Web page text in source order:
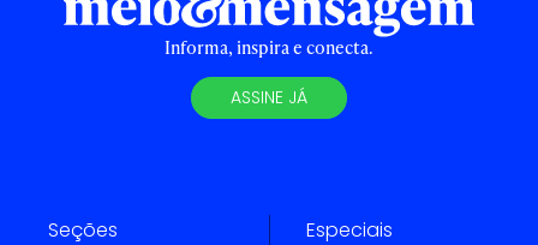
Informa, inspira e conecta.
ASSINE JÁ
Seções Especiais